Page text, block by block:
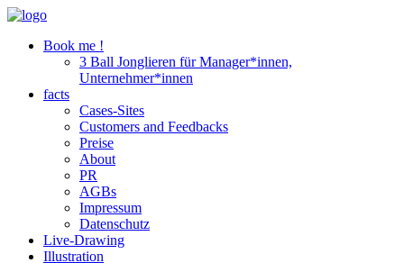
Book me !
3 Ball Jonglieren für Manager*innen,
Unternehmer*innen
facts
Cases-Sites
Customers and Feedbacks
Preise
About
PR
AGBs
Impressum
Datenschutz
Live-Drawing
Illustration